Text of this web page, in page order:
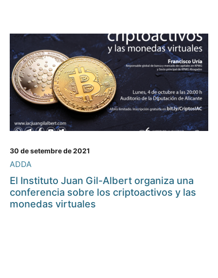
30 de setembre de 2021
ADDA
El Instituto Juan Gil-Albert organiza una
conferencia sobre los criptoactivos y las
monedas virtuales